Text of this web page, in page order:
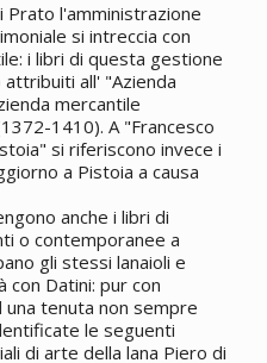
l'amministrazione
si intreccia con
i libri di questa gestione
all' "Azienda
mercantile
1410). A "Francesco
si riferiscono invece i
a Pistoia a causa
anche i libri di
o contemporanee a
gli stessi lanaioli e
Datini: pur con
tenuta non sempre
le seguenti
di arte della lana Piero di